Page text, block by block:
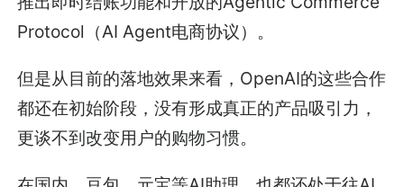
Protocol（AI Agent电商协议）。
但是从目前的落地效果来看，OpenAI的这些合作
都还在初始阶段，没有形成真正的产品吸引力，
更谈不到改变用户的购物习惯。